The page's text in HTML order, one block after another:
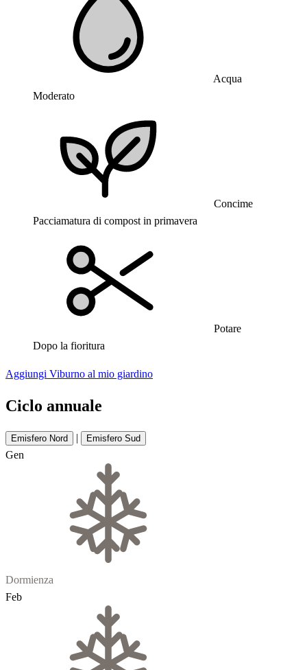
Acqua
Moderato
Concime
Pacciamatura di compost in primavera
Potare
Dopo la fioritura
Aggiungi Viburno al mio giardino
Ciclo annuale
Emisfero Nord | Emisfero Sud
Gen
Dormienza
Feb